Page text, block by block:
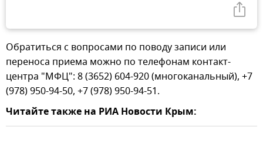
Обратиться с вопросами по поводу записи или
переноса приема можно по телефонам контакт-
центра "МФЦ": 8 (3652) 604-920 (многоканальный), +7
(978) 950-94-50, +7 (978) 950-94-51.
Читайте также на РИА Новости Крым: